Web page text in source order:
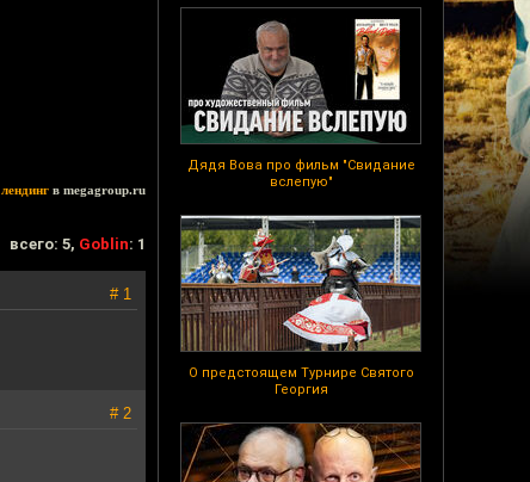
Дядя Вова про фильм "Свидание
вслепую"
О предстоящем Турнире Святого
Георгия
лендинг в megagroup.ru
всего: 5, Goblin: 1
# 1
# 2